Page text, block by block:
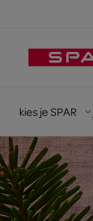
kies je SPAR